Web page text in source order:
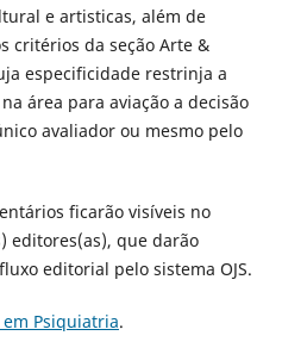
e artisticas, além de
critérios da seção Arte &
especificidade restrinja a
área para aviação a decisão
avaliador ou mesmo pelo
ficarão visíveis no
editores(as), que darão
editorial pelo sistema OJS.
em Psiquiatria.